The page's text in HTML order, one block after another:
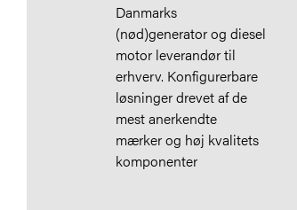
Danmarks
(nød)generator og diesel
motor leverandør til
erhverv. Konfigurerbare
løsninger drevet af de
mest anerkendte
mærker og høj kvalitets
komponenter